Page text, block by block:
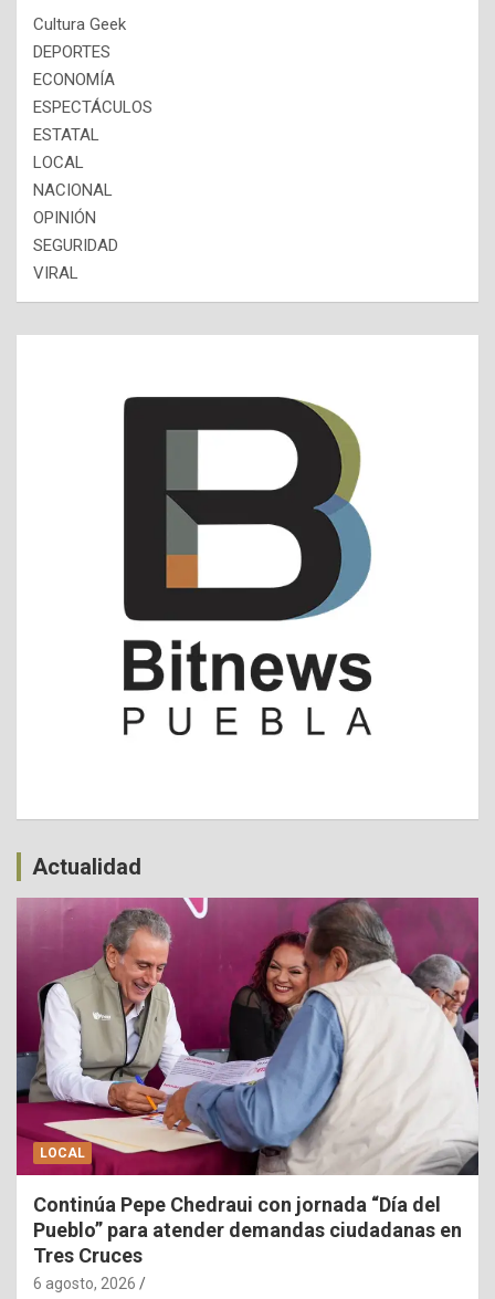
Cultura Geek
DEPORTES
ECONOMÍA
ESPECTÁCULOS
ESTATAL
LOCAL
NACIONAL
OPINIÓN
SEGURIDAD
VIRAL
Actualidad
LOCAL
Continúa Pepe Chedraui con jornada “Día del
Pueblo” para atender demandas ciudadanas en
Tres Cruces
6 agosto, 2026